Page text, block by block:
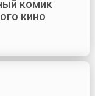
комик
кино